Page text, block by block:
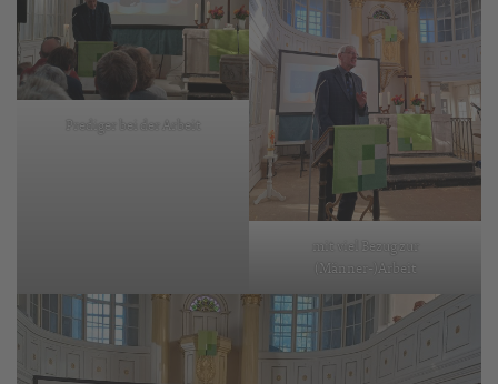
Prediger bei der Arbeit
mit viel Bezug zur
(Männer-)Arbeit